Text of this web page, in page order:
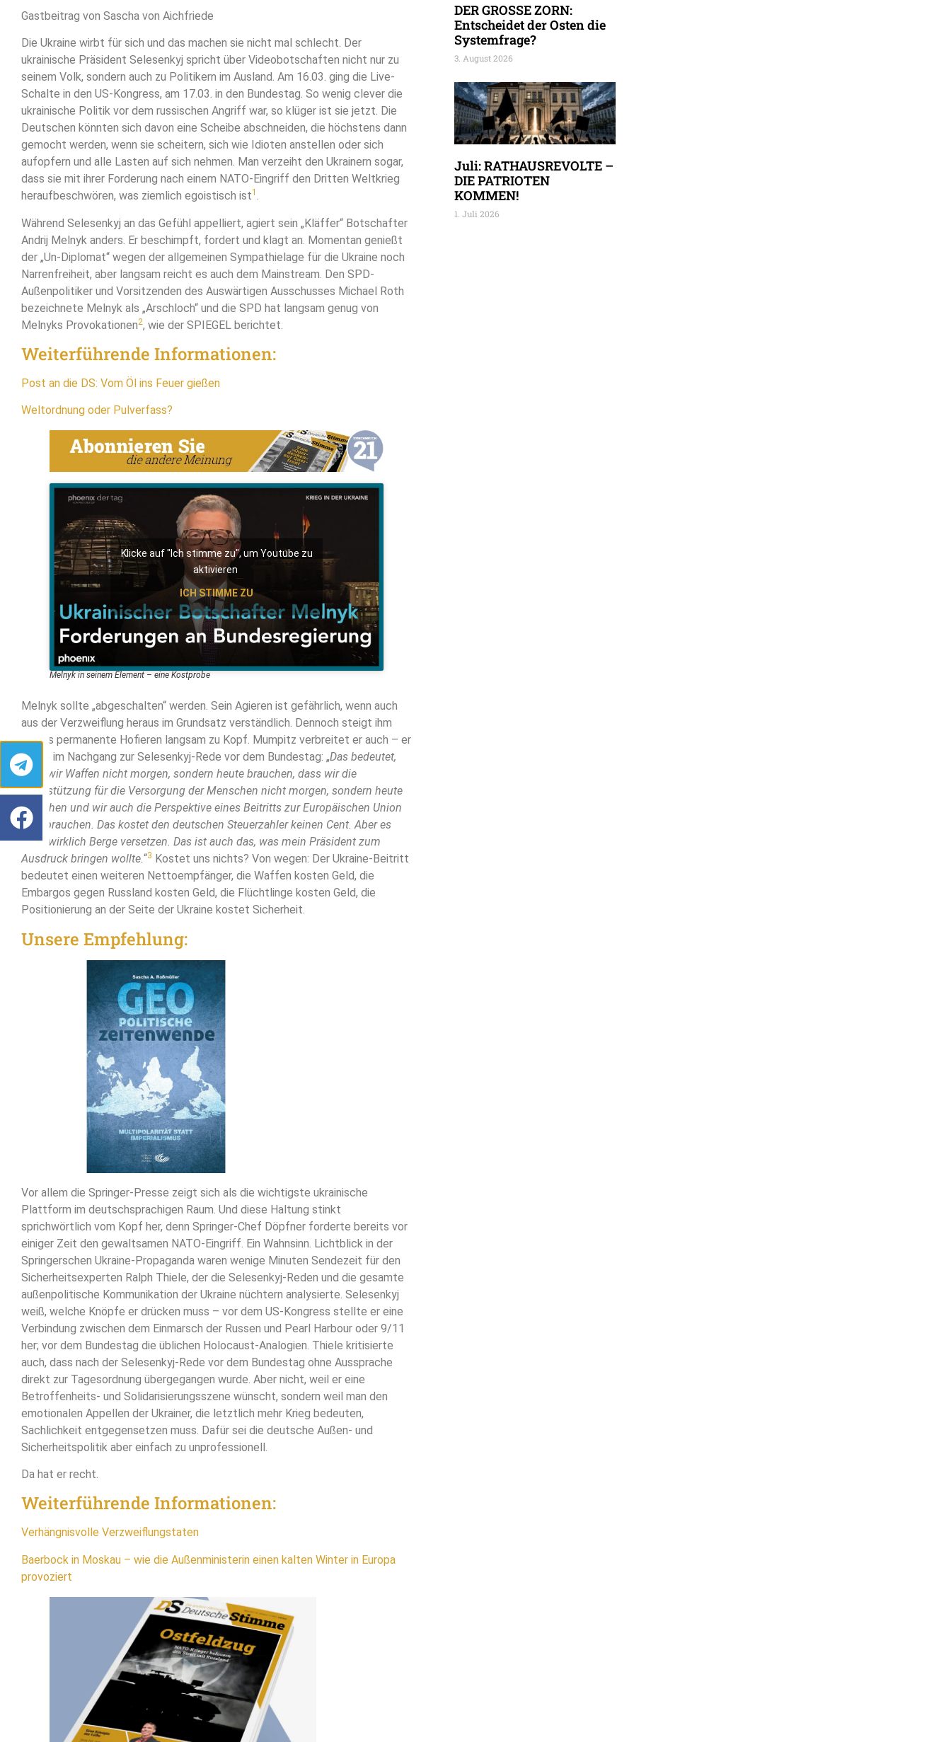
Gastbeitrag von Sascha von Aichfriede
Die Ukraine wirbt für sich und das machen sie nicht mal schlecht. Der
ukrainische Präsident Selesenkyj spricht über Videobotschaften nicht nur zu
seinem Volk, sondern auch zu Politikern im Ausland. Am 16.03. ging die Live-
Schalte in den US-Kongress, am 17.03. in den Bundestag. So wenig clever die
ukrainische Politik vor dem russischen Angriff war, so klüger ist sie jetzt. Die
Deutschen könnten sich davon eine Scheibe abschneiden, die höchstens dann
gemocht werden, wenn sie scheitern, sich wie Idioten anstellen oder sich
aufopfern und alle Lasten auf sich nehmen. Man verzeiht den Ukrainern sogar,
dass sie mit ihrer Forderung nach einem NATO-Eingriff den Dritten Weltkrieg
heraufbeschwören, was ziemlich egoistisch ist1 .
Während Selesenkyj an das Gefühl appelliert, agiert sein „Kläffer“ Botschafter
Andrij Melnyk anders. Er beschimpft, fordert und klagt an. Momentan genießt
der „Un-Diplomat“ wegen der allgemeinen Sympathielage für die Ukraine noch
Narrenfreiheit, aber langsam reicht es auch dem Mainstream. Den SPD-
Außenpolitiker und Vorsitzenden des Auswärtigen Ausschusses Michael Roth
bezeichnete Melnyk als „Arschloch“ und die SPD hat langsam genug von
Melnyks Provokationen2, wie der SPIEGEL berichtet.
Weiterführende Informationen:
Post an die DS: Vom Öl ins Feuer gießen
Weltordnung oder Pulverfass?
Klicke auf "Ich stimme zu", um Youtube zu
aktivieren
ICH STIMME ZU
Melnyk in seinem Element – eine Kostprobe
Melnyk sollte „abgeschalten“ werden. Sein Agieren ist gefährlich, wenn auch
aus der Verzweiflung heraus im Grundsatz verständlich. Dennoch steigt ihm
dieses permanente Hofieren langsam zu Kopf. Mumpitz verbreitet er auch – er
sagte im Nachgang zur Selesenkyj-Rede vor dem Bundestag: „Das bedeutet,
dass wir Waffen nicht morgen, sondern heute brauchen, dass wir die
Unterstützung für die Versorgung der Menschen nicht morgen, sondern heute
brauchen und wir auch die Perspektive eines Beitritts zur Europäischen Union
jetzt brauchen. Das kostet den deutschen Steuerzahler keinen Cent. Aber es
kann wirklich Berge versetzen. Das ist auch das, was mein Präsident zum
Ausdruck bringen wollte.“3 Kostet uns nichts? Von wegen: Der Ukraine-Beitritt
bedeutet einen weiteren Nettoempfänger, die Waffen kosten Geld, die
Embargos gegen Russland kosten Geld, die Flüchtlinge kosten Geld, die
Positionierung an der Seite der Ukraine kostet Sicherheit.
Unsere Empfehlung:
Vor allem die Springer-Presse zeigt sich als die wichtigste ukrainische
Plattform im deutschsprachigen Raum. Und diese Haltung stinkt
sprichwörtlich vom Kopf her, denn Springer-Chef Döpfner forderte bereits vor
einiger Zeit den gewaltsamen NATO-Eingriff. Ein Wahnsinn. Lichtblick in der
Springerschen Ukraine-Propaganda waren wenige Minuten Sendezeit für den
Sicherheitsexperten Ralph Thiele, der die Selesenkyj-Reden und die gesamte
außenpolitische Kommunikation der Ukraine nüchtern analysierte. Selesenkyj
weiß, welche Knöpfe er drücken muss – vor dem US-Kongress stellte er eine
Verbindung zwischen dem Einmarsch der Russen und Pearl Harbour oder 9/11
her; vor dem Bundestag die üblichen Holocaust-Analogien. Thiele kritisierte
auch, dass nach der Selesenkyj-Rede vor dem Bundestag ohne Aussprache
direkt zur Tagesordnung übergegangen wurde. Aber nicht, weil er eine
Betroffenheits- und Solidarisierungsszene wünscht, sondern weil man den
emotionalen Appellen der Ukrainer, die letztlich mehr Krieg bedeuten,
Sachlichkeit entgegensetzen muss. Dafür sei die deutsche Außen- und
Sicherheitspolitik aber einfach zu unprofessionell.
Da hat er recht.
Weiterführende Informationen:
Verhängnisvolle Verzweiflungstaten
Baerbock in Moskau – wie die Außenministerin einen kalten Winter in Europa
provoziert
DER GROSSE ZORN:
Entscheidet der Osten die
Systemfrage?
3. August 2026
Juli: RATHAUSREVOLTE –
DIE PATRIOTEN
KOMMEN!
1. Juli 2026